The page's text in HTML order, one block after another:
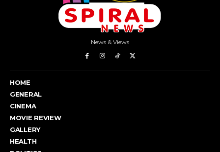
News & Views
HOME
GENERAL
CINEMA
MOVIE REVIEW
GALLERY
HEALTH